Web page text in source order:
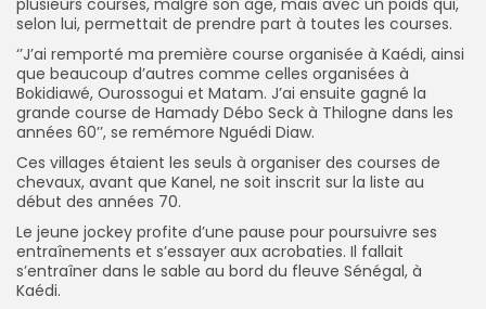
plusieurs courses, malgré son âge, mais avec un poids qui,
selon lui, permettait de prendre part à toutes les courses.
‘’J’ai remporté ma première course organisée à Kaédi, ainsi
que beaucoup d’autres comme celles organisées à
Bokidiawé, Ourossogui et Matam. J’ai ensuite gagné la
grande course de Hamady Débo Seck à Thilogne dans les
années 60’’, se remémore Nguédi Diaw.
Ces villages étaient les seuls à organiser des courses de
chevaux, avant que Kanel, ne soit inscrit sur la liste au
début des années 70.
Le jeune jockey profite d’une pause pour poursuivre ses
entraînements et s’essayer aux acrobaties. Il fallait
s’entraîner dans le sable au bord du fleuve Sénégal, à
Kaédi.